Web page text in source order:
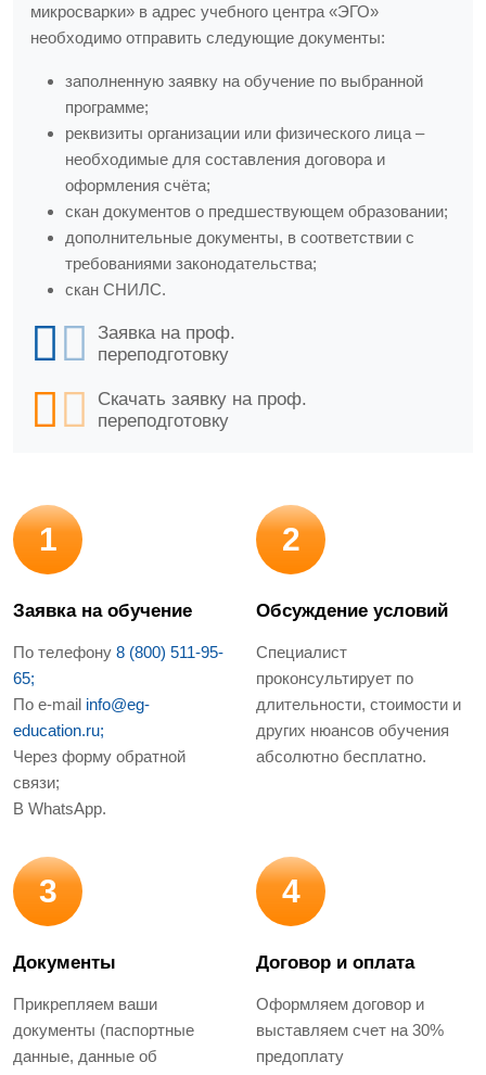
микросварки» в адрес учебного центра «ЭГО»
необходимо отправить следующие документы:
заполненную заявку на обучение по выбранной
программе;
реквизиты организации или физического лица –
необходимые для составления договора и
оформления счёта;
скан документов о предшествующем образовании;
дополнительные документы, в соответствии с
требованиями законодательства;
скан СНИЛС.
Заявка на проф.
переподготовку
Скачать заявку на проф.
переподготовку
1
Заявка на обучение
По телефону 8 (800) 511-95-
65;
По e-mail info@eg-
education.ru;
Через форму обратной
связи;
В WhatsApp.
2
Обсуждение условий
Специалист
проконсультирует по
длительности, стоимости и
других нюансов обучения
абсолютно бесплатно.
3
Документы
Прикрепляем ваши
документы (паспортные
данные, данные об
4
Договор и оплата
Оформляем договор и
выставляем счет на 30%
предоплату